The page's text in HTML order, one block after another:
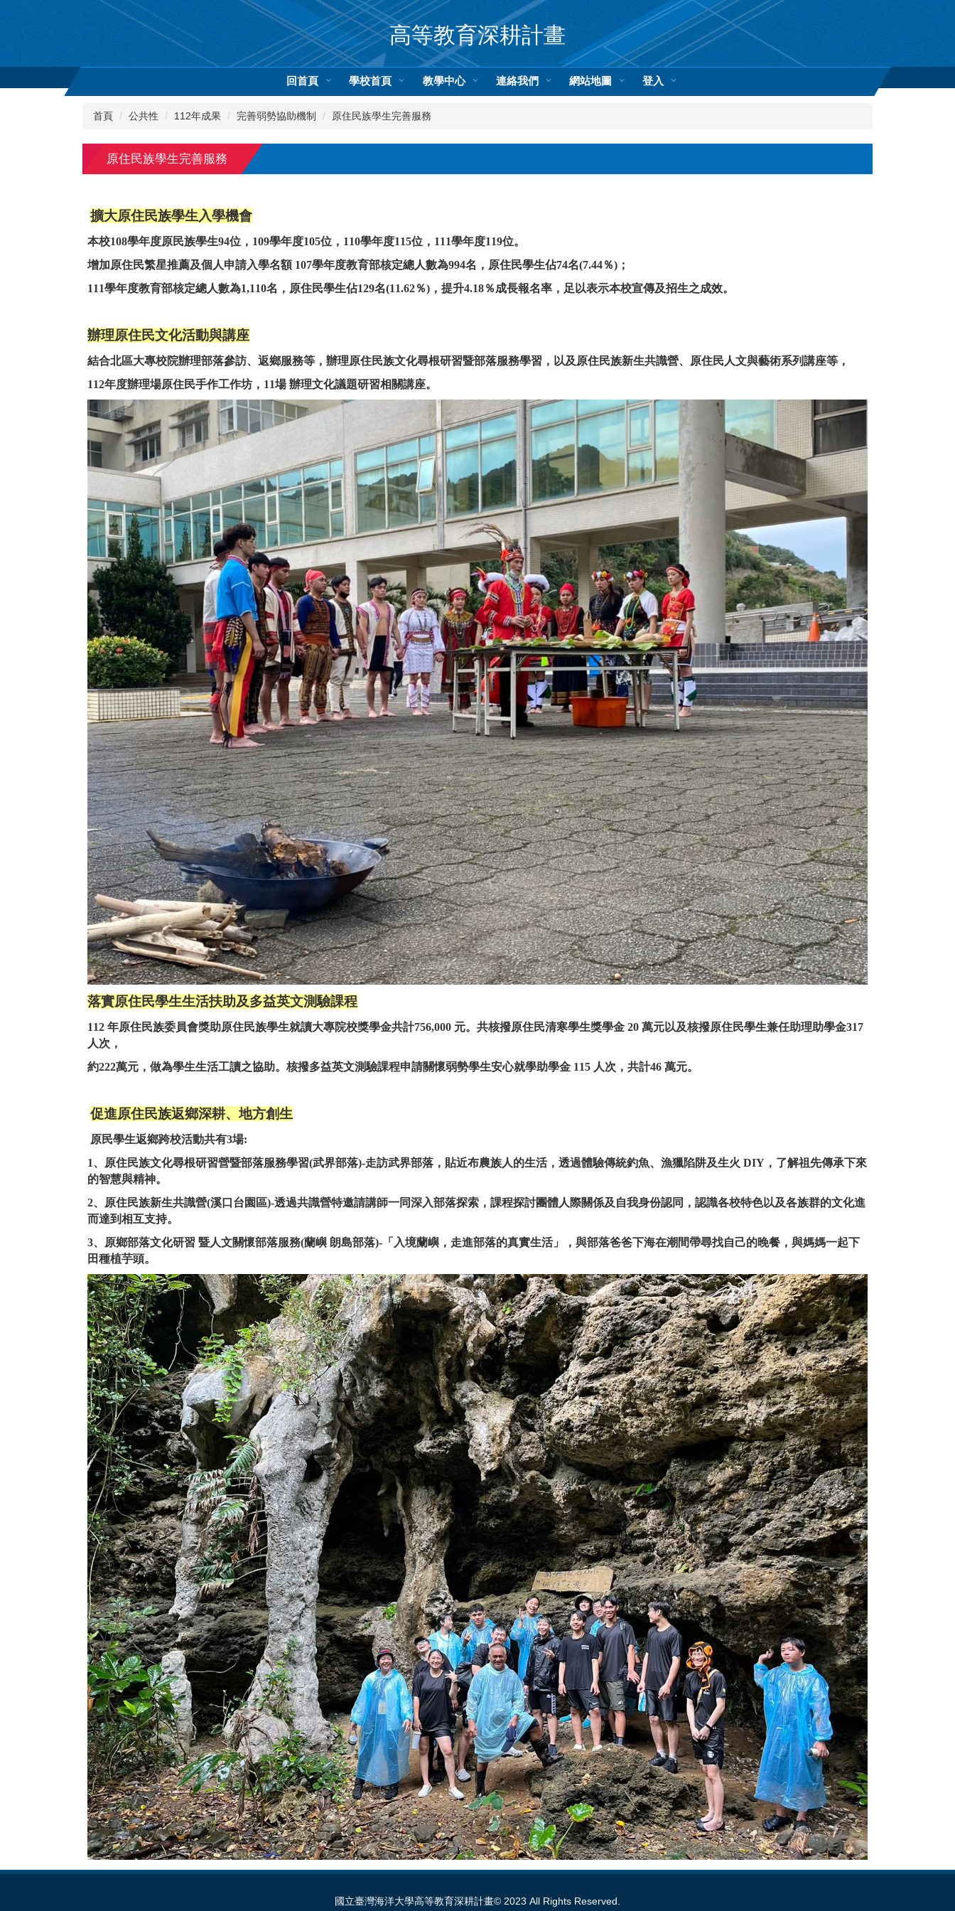
內
高等教育深耕計畫
回首頁 學校首頁 教學中心 連絡我們 網站地圖 登入
首頁 公共性 112年成果 完善弱勢協助機制 原住民族學生完善服務
原住民族學生完善服務
擴大原住民族學生入學機會
本校108學年度原民族學生94位，109學年度105位，110學年度115位，111學年度119位。
增加原住民繁星推薦及個人申請入學名額107學年度教育部核定總人數為994名，原住民學生佔74名(7.44％)；
111學年度教育部核定總人數為1,110名，原住民學生佔129名(11.62％)，提升4.18％成長報名率，足以表示本校宣傳及招生之成效。
辦理原住民文化活動與講座
結合北區大專校院辦理部落參訪、返鄉服務等，辦理原住民族文化尋根研習暨部落服務學習，以及原住民族新生共識營、原住民人文與藝術系列講座等，
112年度辦理場原住民手作工作坊，11場 辦理文化議題研習相關講座。
落實原住民學生生活扶助及多益英文測驗課程
112 年原住民族委員會獎助原住民族學生就讀大專院校獎學金共計756,000 元。 共核撥原住民清寒學生獎學金 20 萬元以及核撥原住民學生兼任助理助學金317
人次，
約222萬元，做為學生生活工讀之協助。核撥多益英文測驗課程申請關懷弱勢學生安心就學助學金 115 人次，共計46 萬元。
促進原住民族返鄉深耕、地方創生
原民學生返鄉跨校活動共有3場:
1、原住民族文化尋根研習營暨部落服務學習(武界部落)-走訪武界部落，貼近布農族人的生活，透過體驗傳統釣魚、漁獵陷阱及生火 DIY，了解祖先傳承下來
的智慧與精神。
2、原住民族新生共識營(溪口台園區)-透過共識營特邀請講師一同深入部落探索，課程探討團體人際關係及自我身份認同，認識各校特色以及各族群的文化進
而達到相互支持。
3、原鄉部落文化研習 暨人文關懷部落服務(蘭嶼 朗島部落)-「入境蘭嶼，走進部落的真實生活」，與部落爸爸下海在潮間帶尋找自己的晚餐，與媽媽一起下
田種植芋頭。
國立臺灣海洋大學高等教育深耕計畫© 2023 All Rights Reserved.